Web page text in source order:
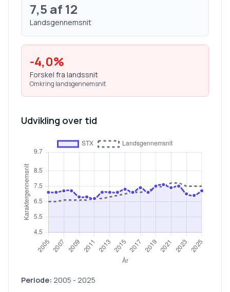
7,5 af 12
Landsgennemsnit
-4,0%
Forskel fra landssnit
Omkring landsgennemsnit
Udvikling over tid
Periode: 2005 - 2025